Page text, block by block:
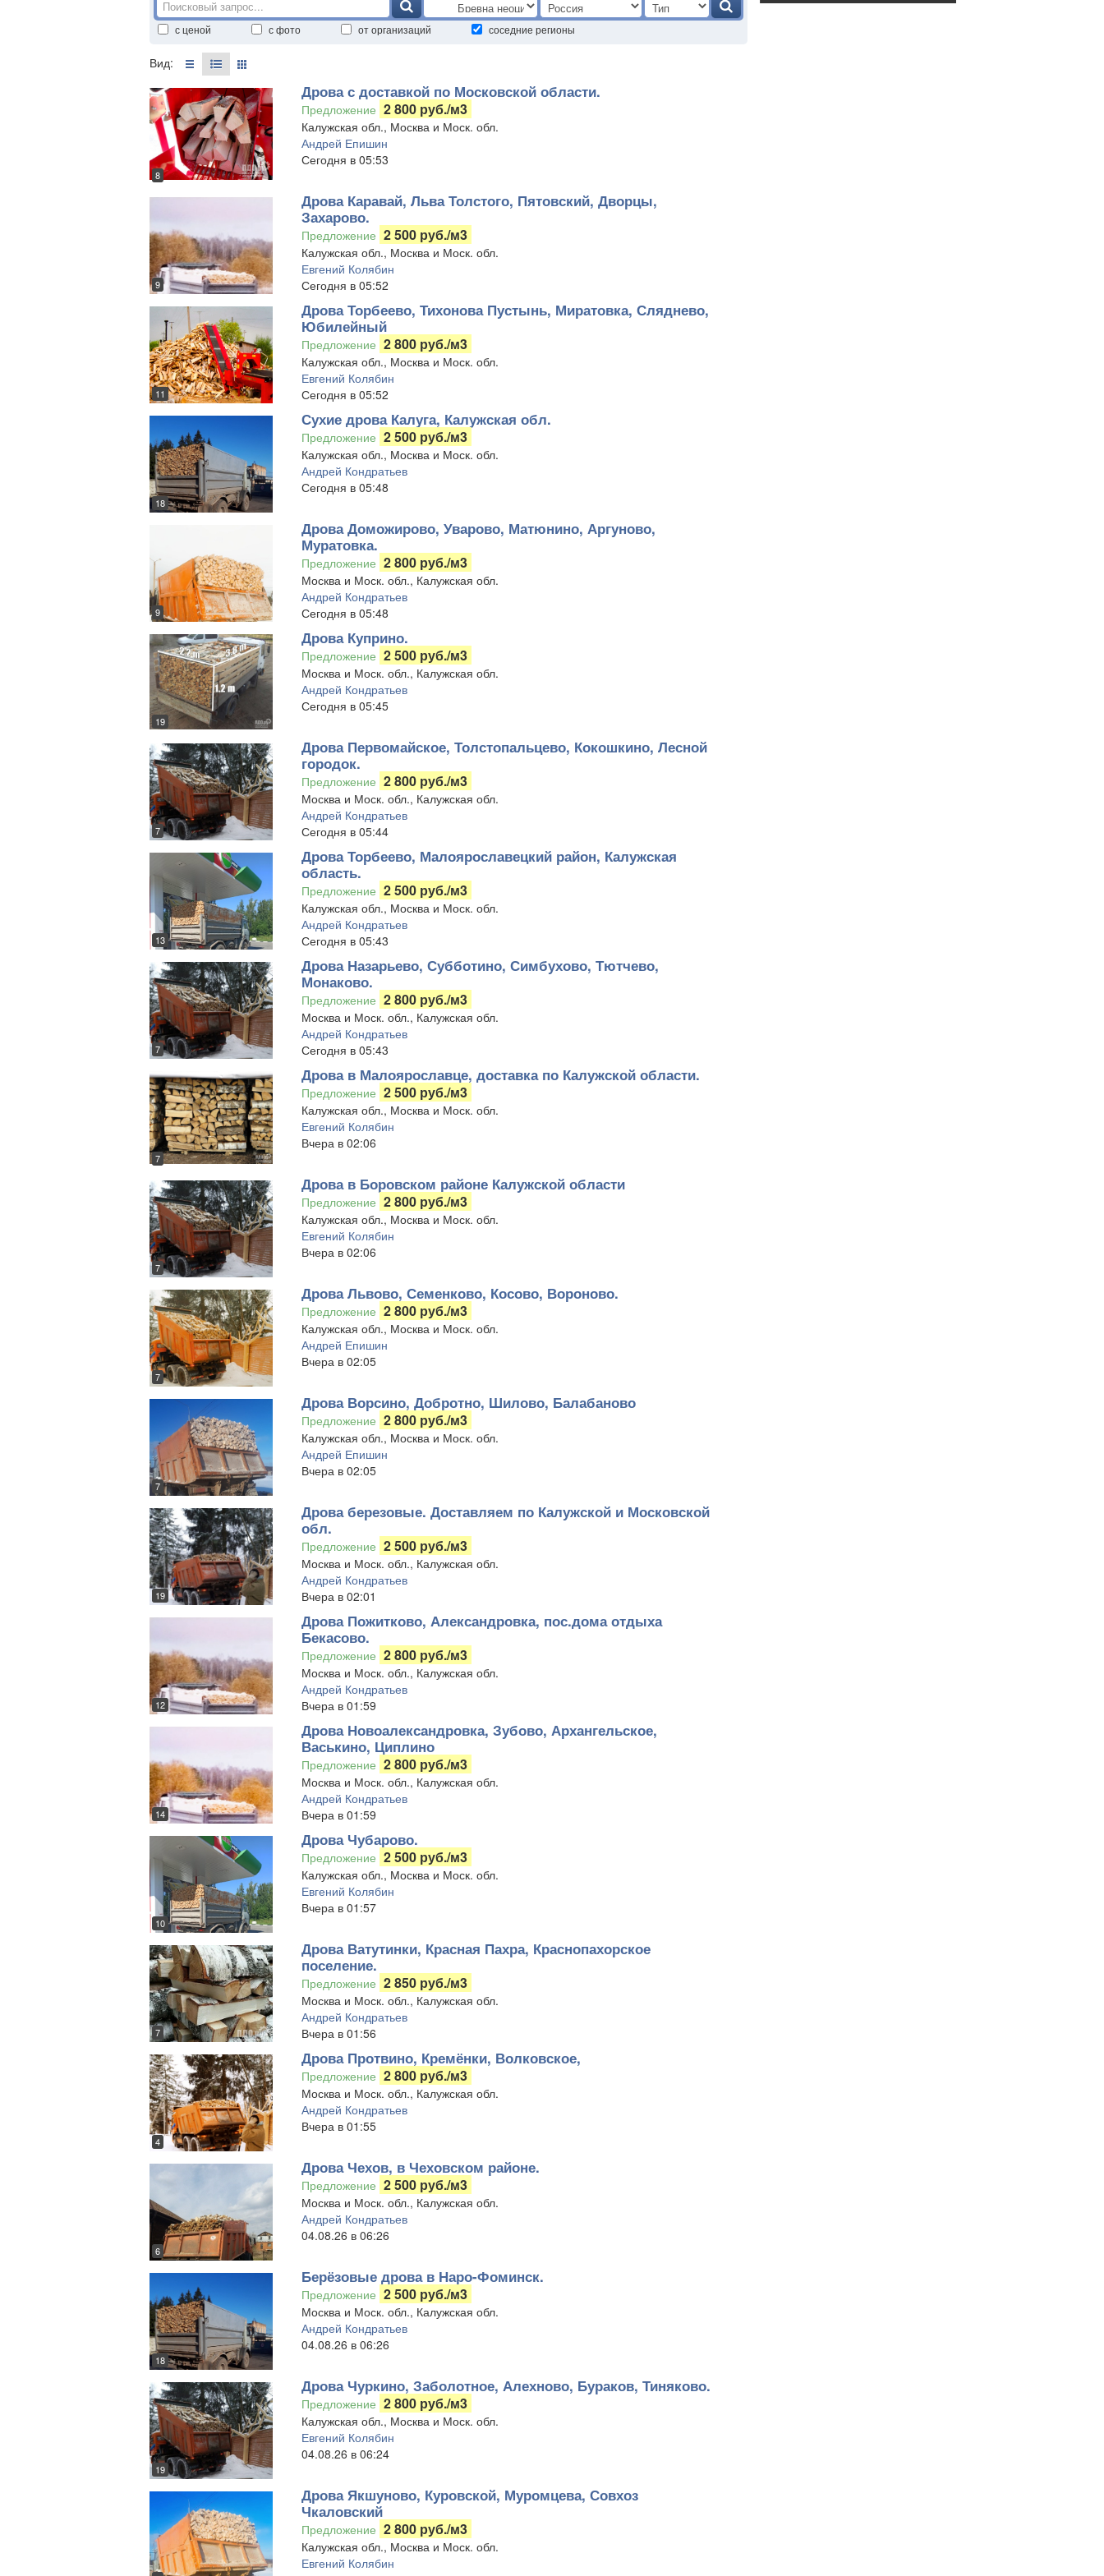
с ценой с фото от организаций соседние регионы
Вид:
8
Дрова с доставкой по Московской области.
Предложение 2 800 руб./м3
Калужская обл., Москва и Моск. обл.
Андрей Епишин
Сегодня в 05:53
9
Дрова Каравай, Льва Толстого, Пятовский, Дворцы,
Захарово.
Предложение 2 500 руб./м3
Калужская обл., Москва и Моск. обл.
Евгений Колябин
Сегодня в 05:52
11
Дрова Торбеево, Тихонова Пустынь, Миратовка, Сляднево,
Юбилейный
Предложение 2 800 руб./м3
Калужская обл., Москва и Моск. обл.
Евгений Колябин
Сегодня в 05:52
18
Сухие дрова Калуга, Калужская обл.
Предложение 2 500 руб./м3
Калужская обл., Москва и Моск. обл.
Андрей Кондратьев
Сегодня в 05:48
9
Дрова Доможирово, Уварово, Матюнино, Аргуново,
Муратовка.
Предложение 2 800 руб./м3
Москва и Моск. обл., Калужская обл.
Андрей Кондратьев
Сегодня в 05:48
19
Дрова Куприно.
Предложение 2 500 руб./м3
Москва и Моск. обл., Калужская обл.
Андрей Кондратьев
Сегодня в 05:45
7
Дрова Первомайское, Толстопальцево, Кокошкино, Лесной
городок.
Предложение 2 800 руб./м3
Москва и Моск. обл., Калужская обл.
Андрей Кондратьев
Сегодня в 05:44
13
Дрова Торбеево, Малоярославецкий район, Калужская
область.
Предложение 2 500 руб./м3
Калужская обл., Москва и Моск. обл.
Андрей Кондратьев
Сегодня в 05:43
7
Дрова Назарьево, Субботино, Симбухово, Тютчево,
Монаково.
Предложение 2 800 руб./м3
Москва и Моск. обл., Калужская обл.
Андрей Кондратьев
Сегодня в 05:43
7
Дрова в Малоярославце, доставка по Калужской области.
Предложение 2 500 руб./м3
Калужская обл., Москва и Моск. обл.
Евгений Колябин
Вчера в 02:06
7
Дрова в Боровском районе Калужской области
Предложение 2 800 руб./м3
Калужская обл., Москва и Моск. обл.
Евгений Колябин
Вчера в 02:06
7
Дрова Львово, Семенково, Косово, Вороново.
Предложение 2 800 руб./м3
Калужская обл., Москва и Моск. обл.
Андрей Епишин
Вчера в 02:05
7
Дрова Ворсино, Добротно, Шилово, Балабаново
Предложение 2 800 руб./м3
Калужская обл., Москва и Моск. обл.
Андрей Епишин
Вчера в 02:05
19
Дрова березовые. Доставляем по Калужской и Московской
обл.
Предложение 2 500 руб./м3
Москва и Моск. обл., Калужская обл.
Андрей Кондратьев
Вчера в 02:01
12
Дрова Пожитково, Александровка, пос.дома отдыха
Бекасово.
Предложение 2 800 руб./м3
Москва и Моск. обл., Калужская обл.
Андрей Кондратьев
Вчера в 01:59
14
Дрова Новоалександровка, Зубово, Архангельское,
Васькино, Циплино
Предложение 2 800 руб./м3
Москва и Моск. обл., Калужская обл.
Андрей Кондратьев
Вчера в 01:59
10
Дрова Чубарово.
Предложение 2 500 руб./м3
Калужская обл., Москва и Моск. обл.
Евгений Колябин
Вчера в 01:57
7
Дрова Ватутинки, Красная Пахра, Краснопахорское
поселение.
Предложение 2 850 руб./м3
Москва и Моск. обл., Калужская обл.
Андрей Кондратьев
Вчера в 01:56
4
Дрова Протвино, Кремёнки, Волковское,
Предложение 2 800 руб./м3
Москва и Моск. обл., Калужская обл.
Андрей Кондратьев
Вчера в 01:55
6
Дрова Чехов, в Чеховском районе.
Предложение 2 500 руб./м3
Москва и Моск. обл., Калужская обл.
Андрей Кондратьев
04.08.26 в 06:26
18
Берёзовые дрова в Наро-Фоминск.
Предложение 2 500 руб./м3
Москва и Моск. обл., Калужская обл.
Андрей Кондратьев
04.08.26 в 06:26
19
Дрова Чуркино, Заболотное, Алехново, Бураков, Тиняково.
Предложение 2 800 руб./м3
Калужская обл., Москва и Моск. обл.
Евгений Колябин
04.08.26 в 06:24
Дрова Якшуново, Куровской, Муромцева, Совхоз
Чкаловский
Предложение 2 800 руб./м3
Калужская обл., Москва и Моск. обл.
Евгений Колябин